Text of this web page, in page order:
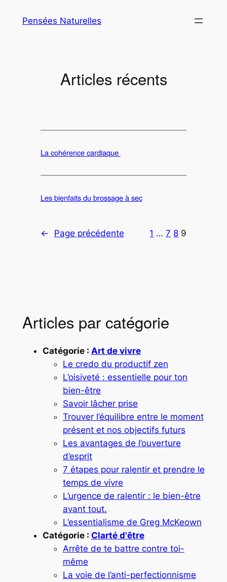
Pensées Naturelles
Articles récents
La cohérence cardiaque
Les bienfaits du brossage à sec
← Page précédente 1 … 7 8 9
Articles par catégorie
Catégorie : Art de vivre
Le credo du productif zen
L’oisiveté : essentielle pour ton
bien-être
Savoir lâcher prise
Trouver l’équilibre entre le moment
présent et nos objectifs futurs
Les avantages de l’ouverture
d’esprit
7 étapes pour ralentir et prendre le
temps de vivre
L’urgence de ralentir : le bien-être
avant tout.
L’essentialisme de Greg McKeown
Catégorie : Clarté d'être
Arrête de te battre contre toi-
même
La voie de l’anti-perfectionnisme